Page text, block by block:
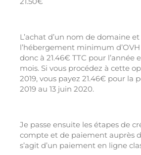
L’achat d’un nom de domaine
l’hébergement minimum
donc à 21.46€ TTC pour l’année
mois. Si vous procédez à cette
2019, vous payez 21.46€ pour la
2019 au 13 juin 2020.
Je passe ensuite les étapes de
compte et de paiement auprès
s’agit d’un paiement en ligne